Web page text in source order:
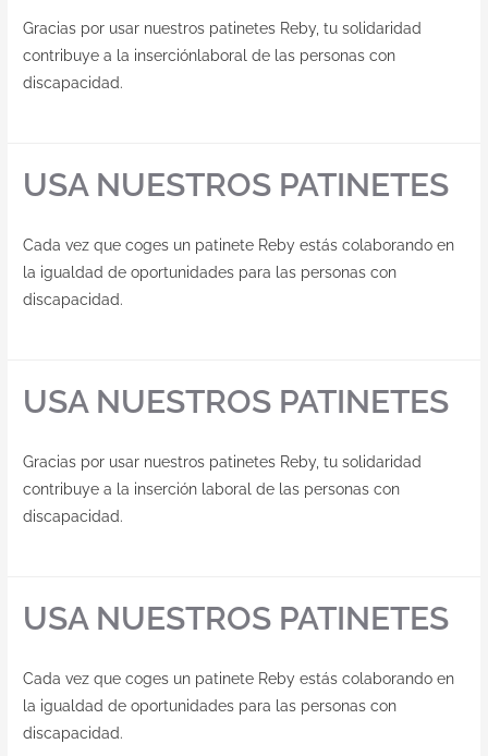
DisArte
Gracias por usar nuestros patinetes Reby, tu solidaridad
contribuye a la inserciónlaboral de las personas con
discapacidad.
USA NUESTROS PATINETES
Cada vez que coges un patinete Reby estás colaborando en
la igualdad de oportunidades para las personas con
discapacidad.
USA NUESTROS PATINETES
Gracias por usar nuestros patinetes Reby, tu solidaridad
contribuye a la inserción laboral de las personas con
discapacidad.
USA NUESTROS PATINETES
Cada vez que coges un patinete Reby estás colaborando en
la igualdad de oportunidades para las personas con
discapacidad.